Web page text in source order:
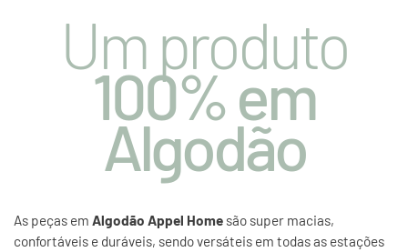
Um produto
100% em
Algodão
As peças em Algodão Appel Home são super macias,
confortáveis e duráveis, sendo versáteis em todas as estações